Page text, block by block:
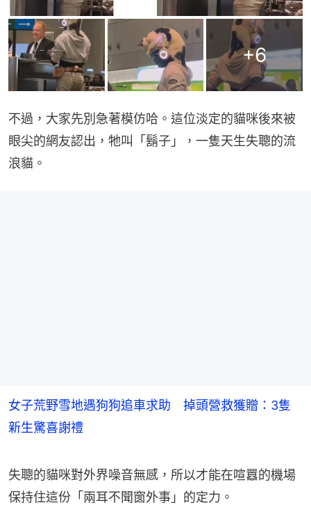
+6
不過，大家先別急著模仿哈。這位淡定的貓咪後來被
眼尖的網友認出，牠叫「鬍子」，一隻天生失聰的流
浪貓。
女子荒野雪地遇狗狗追車求助 掉頭營救獲贈：3隻
新生驚喜謝禮
失聰的貓咪對外界噪音無感，所以才能在喧囂的機場
保持住這份「兩耳不聞窗外事」的定力。